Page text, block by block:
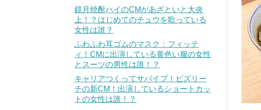
鏡月焼酎ハイのCMがあざといと大炎
上！？はじめてのチュウを歌っている
女性は誰？
ふわふわ耳ゴムのマスク：フィッテ
ィ！CMに出演している黄色い服の女性
とスーツの男性は誰！？
キャリアつくってサバイブ！ビズリー
チの新CM！出演しているショートカッ
トの女性は誰！？